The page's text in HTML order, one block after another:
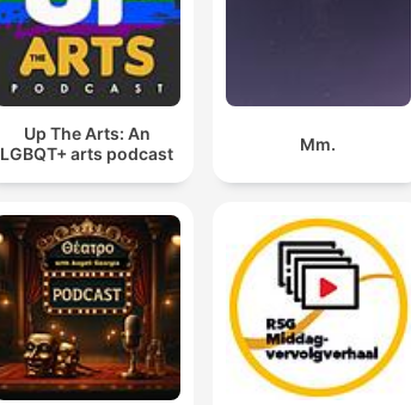
Up The Arts: An
LGBQT+ arts podcast
Mm.